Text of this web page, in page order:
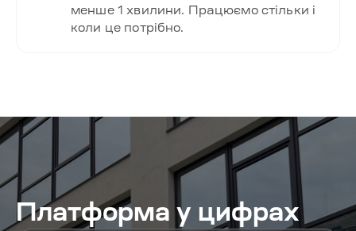
менше 1 хвилини. Працюємо стільки і
коли це потрібно.
Платформа у цифрах